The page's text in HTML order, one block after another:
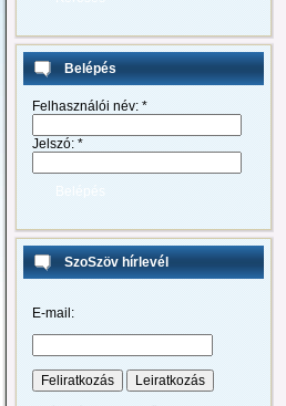
Belépés
Felhasználói név: *
Jelszó: *
SzoSzöv hírlevél
E-mail: